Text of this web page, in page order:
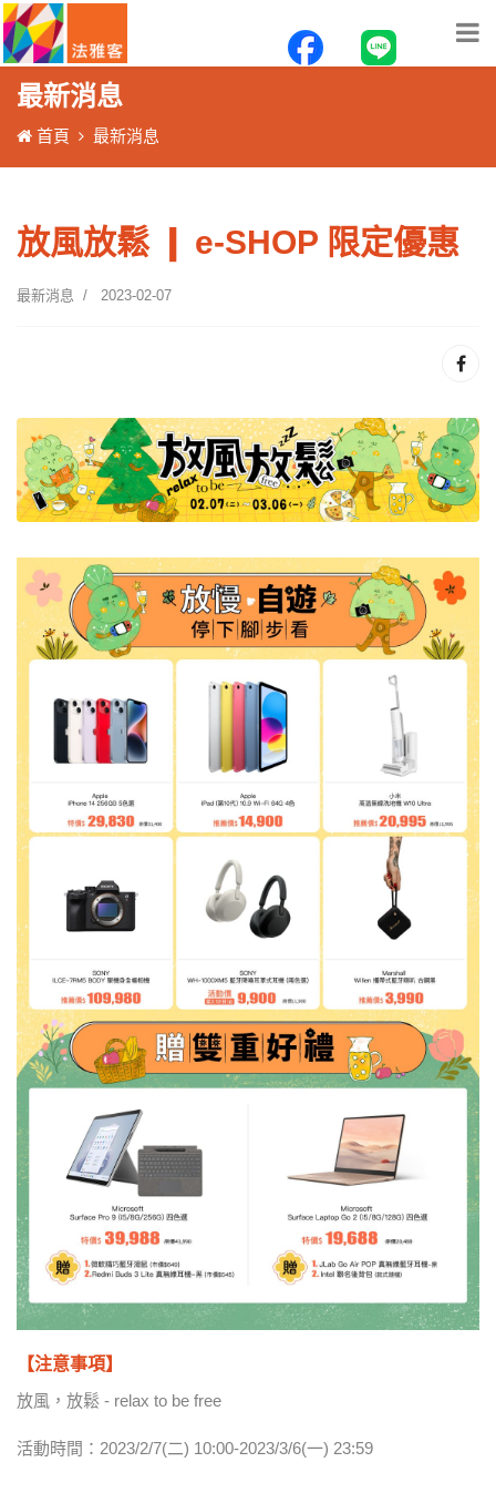
最新消息
首頁 最新消息
放風放鬆 ❙ e-SHOP 限定優惠
最新消息 2023-02-07
【注意事項】
放風，放鬆 - relax to be free
活動時間：2023/2/7(二) 10:00-2023/3/6(一) 23:59